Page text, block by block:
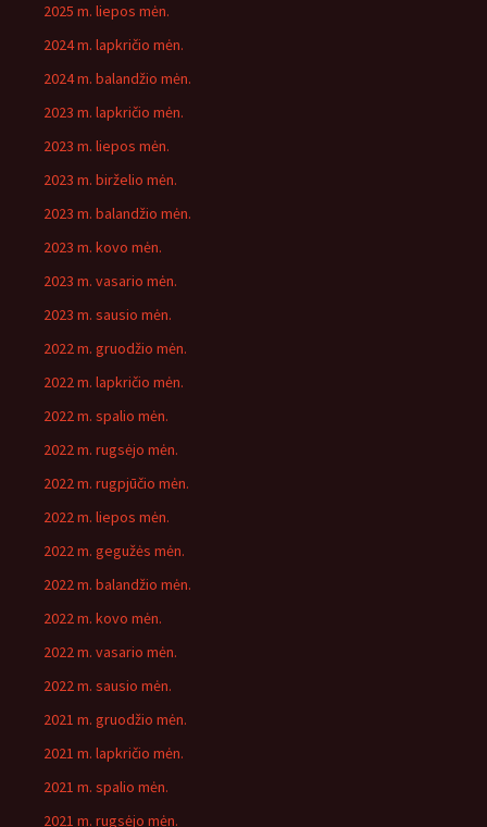
2025 m. liepos mėn.
2024 m. lapkričio mėn.
2024 m. balandžio mėn.
2023 m. lapkričio mėn.
2023 m. liepos mėn.
2023 m. birželio mėn.
2023 m. balandžio mėn.
2023 m. kovo mėn.
2023 m. vasario mėn.
2023 m. sausio mėn.
2022 m. gruodžio mėn.
2022 m. lapkričio mėn.
2022 m. spalio mėn.
2022 m. rugsėjo mėn.
2022 m. rugpjūčio mėn.
2022 m. liepos mėn.
2022 m. gegužės mėn.
2022 m. balandžio mėn.
2022 m. kovo mėn.
2022 m. vasario mėn.
2022 m. sausio mėn.
2021 m. gruodžio mėn.
2021 m. lapkričio mėn.
2021 m. spalio mėn.
2021 m. rugsėjo mėn.